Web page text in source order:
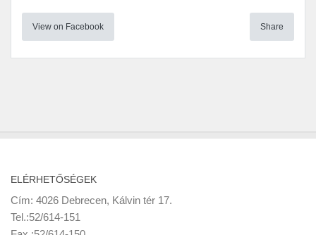
View on Facebook Share
ELÉRHETŐSÉGEK
Cím: 4026 Debrecen, Kálvin tér 17.
Tel.:52/614-151